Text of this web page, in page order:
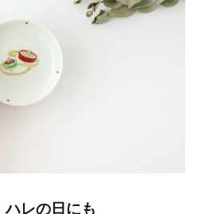
ハレの日にも